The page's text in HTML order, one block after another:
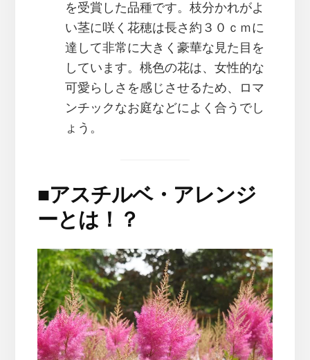
を受賞した品種です。枝分かれがよ
い茎に咲く花穂は長さ約３０ｃｍに
達して非常に大きく豪華な見た目を
しています。桃色の花は、女性的な
可愛らしさを感じさせるため、ロマ
ンチックなお庭などによく合うでし
ょう。
■アスチルベ・アレンジ
ーとは！？